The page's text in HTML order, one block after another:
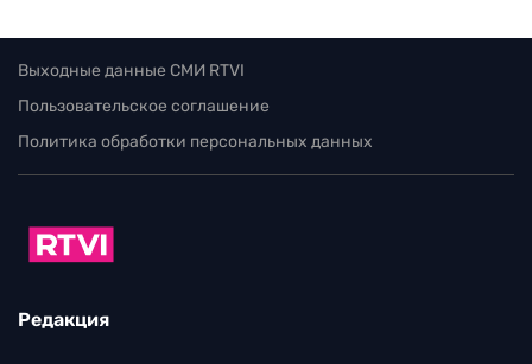
Выходные данные СМИ RTVI
Пользовательское соглашение
Политика обработки персональных данных
Редакция